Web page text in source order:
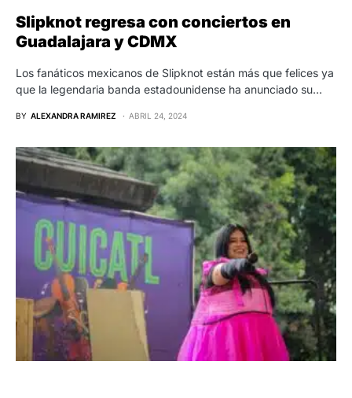
Slipknot regresa con conciertos en
Guadalajara y CDMX
Los fanáticos mexicanos de Slipknot están más que felices ya
que la legendaria banda estadounidense ha anunciado su…
BY ALEXANDRA RAMIREZ ABRIL 24, 2024